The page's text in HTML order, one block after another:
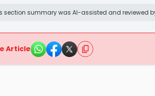
section summary was AI-assisted and reviewed
Article